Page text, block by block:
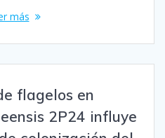
más
flagelos en
2P24 influye